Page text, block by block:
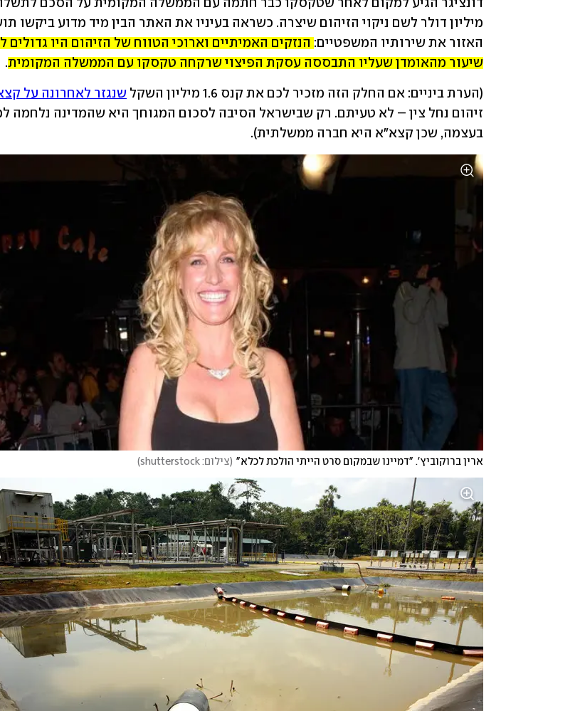
האזור את שירותיו המשפטיים:
שיעור מהאומדן שעליו התבססה עסקת הפיצוי שרקחה טקסקו עם הממשלה המקומית.
(הערת ביניים: אם החלק הזה מזכיר לכם את קנס 1.6 מיליון השקל שנגזר לאחרונה על
בעצמה, שכן קצא"א היא חברה ממשלתית).
ארין ברוקוביץ'. "דמיינו שבמקום סרט הייתי הולכת לכלא" (צילום: shutterstock )